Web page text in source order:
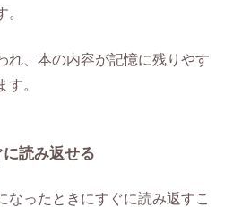
。
れ、本の内容が記憶に残りやす
す。
読み返せる
なったときにすぐに読み返すこ